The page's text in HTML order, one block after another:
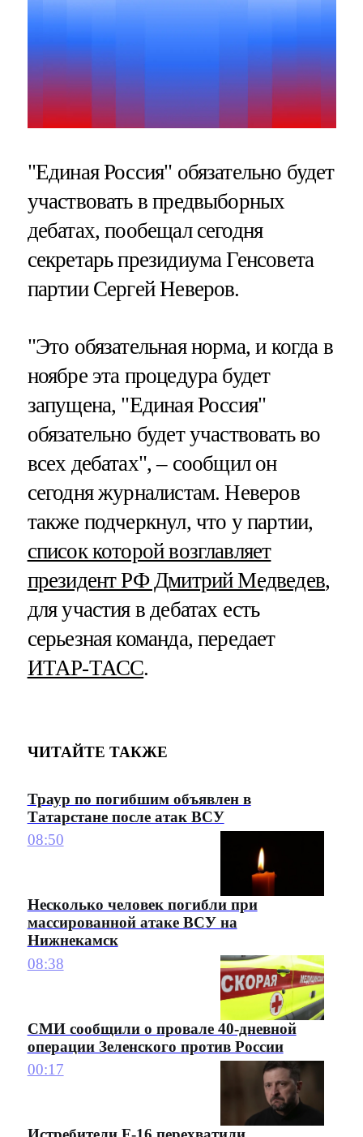
"Единая Россия" обязательно будет
участвовать в предвыборных
дебатах, пообещал сегодня
секретарь президиума Генсовета
партии Сергей Неверов.
"Это обязательная норма, и когда в
ноябре эта процедура будет
запущена, "Единая Россия"
обязательно будет участвовать во
всех дебатах", – сообщил он
сегодня журналистам. Неверов
также подчеркнул, что у партии,
список которой возглавляет
президент РФ Дмитрий Медведев,
для участия в дебатах есть
серьезная команда, передает
ИТАР-ТАСС.
ЧИТАЙТЕ ТАКЖЕ
Траур по погибшим объявлен в
Татарстане после атак ВСУ
08:50
Несколько человек погибли при
массированной атаке ВСУ на
Нижнекамск
08:38
СМИ сообщили о провале 40-дневной
операции Зеленского против России
00:17